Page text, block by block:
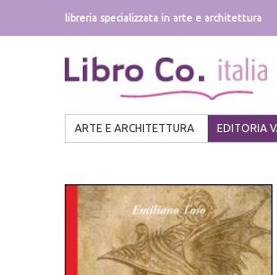
libreria specializzata in arte e architettura
ARTE E ARCHITETTURA EDITORIA